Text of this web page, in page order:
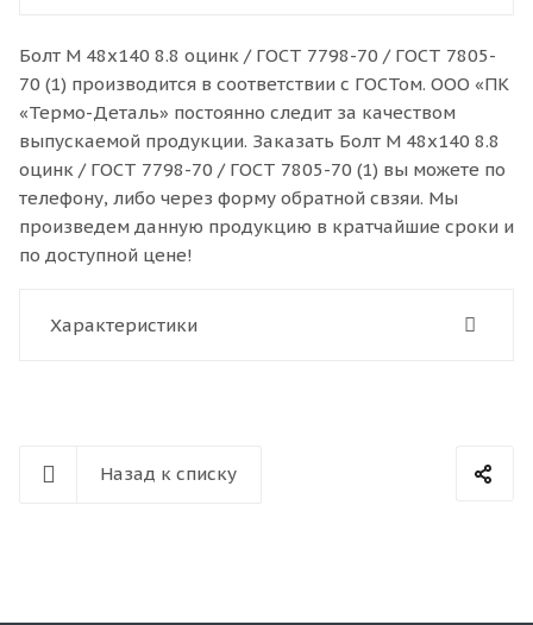
Болт M 48x140 8.8 оцинк / ГОСТ 7798-70 / ГОСТ 7805-
70 (1) производится в соответствии с ГОСТом. ООО «ПК
«Термо-Деталь» постоянно следит за качеством
выпускаемой продукции. Заказать Болт M 48x140 8.8
оцинк / ГОСТ 7798-70 / ГОСТ 7805-70 (1) вы можете по
телефону, либо через форму обратной свзяи. Мы
произведем данную продукцию в кратчайшие сроки и
по доступной цене!
Характеристики
Назад к списку